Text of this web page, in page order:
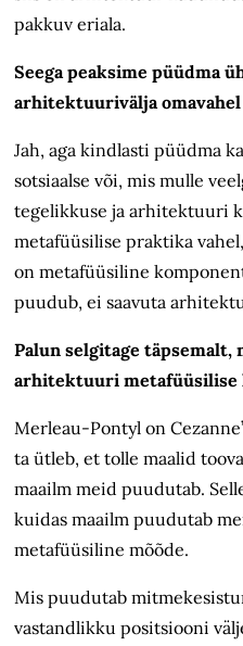
pakkuv eriala.
Seega peaksime püüdma
arhitektuurivälja
Jah, aga kindlasti püüdma
sotsiaalse või, mis mulle
tegelikkuse ja arhitektuuri
metafüüsilise praktika
on metafüüsiline
puudub, ei saavuta
Palun selgitage täpsemalt,
arhitektuuri metafüüsilise
Merleau-Pontyl on
ta ütleb, et tolle maalid
maailm meid puudutab.
kuidas maailm puudutab
metafüüsiline mõõde.
Mis puudutab
vastandlikku positsiooni